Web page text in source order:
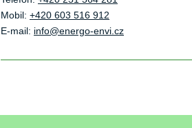
Mobil: +420 603 516 912
E-mail: info@energo-envi.cz